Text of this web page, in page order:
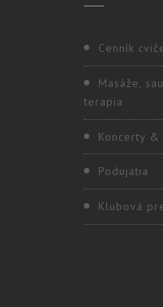
Cenník
Masáže,
terapia
Koncerty &
Podujatia
Klubová